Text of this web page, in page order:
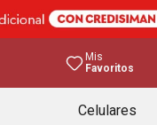
Mis
Favoritos
Celulares